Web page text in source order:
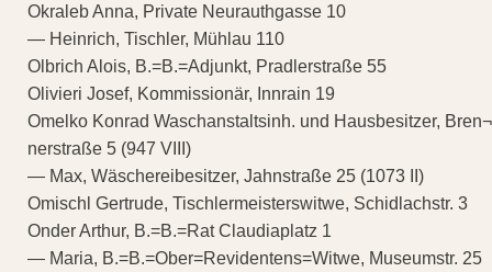
Okraleb Anna, Private Neurauthgasse 10
— Heinrich, Tischler, Mühlau 110
Olbrich Alois, B.=B.=Adjunkt, Pradlerstraße 55
Olivieri Josef, Kommissionär, Innrain 19
Omelko Konrad Waschanstaltsinh. und Hausbesitzer, Bren¬
nerstraße 5 (947 VIII)
— Max, Wäschereibesitzer, Jahnstraße 25 (1073 II)
Omischl Gertrude, Tischlermeisterswitwe, Schidlachstr. 3
Onder Arthur, B.=B.=Rat Claudiaplatz 1
— Maria, B.=B.=Ober=Revidentens=Witwe, Museumstr. 25